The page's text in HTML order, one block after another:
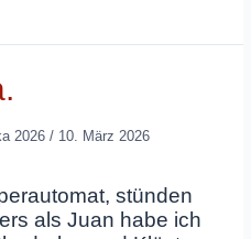
2026/ 10. März 2026
stünden
als Juan habe ich